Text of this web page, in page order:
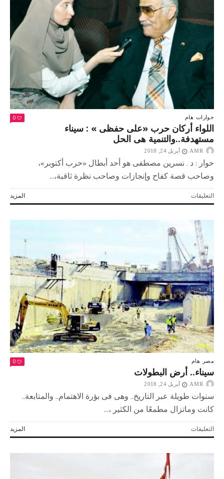
للعملية
سيناء
مغلقة
حوارات هام 0
اللواء أركان حرب «على حفظى » : سيناء
مستهدفة..والتنمية هى الحل
AMR أبريل 24, 2018
حوار : د . نسرين مصطفى هو أحد أبطال «حرب أكتوبر»،
وصاحب قصة كفاح وإنجازات وصاحب نظرة ثاقبة،...
المزيد التعليقاتعلى
اللواء
حرب
«على
حفظى
سيناء
مستهدفة..والتنمية
هى
الحل
مغلقة
مصر هام 0
سيناء.. أرض البطولات
AMR أبريل 24, 2018
سنوات طويلة عبر التاريخ.. وهى فى بؤرة الاهتمام.. والمتابعة..
كانت وماتزال مطمعًا من الكثير ،...
المزيد التعليقاتعلى
سيناء..